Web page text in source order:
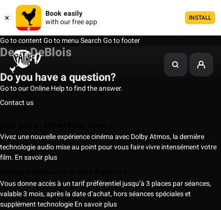
Book easily
with our free app
INSTALL
Go to contentGo to menuSearchGo to footer
Dean DeBlois
Do you have a question?
Go to our Online Help to find the answer.
Contact us
Vivez une nouvelle expérience cinéma avec Dolby Atmos, la dernière
technologie audio mise au point pour vous faire vivre intensément votre
film. En savoir plus
Vous donne accès à un tarif préférentiel jusqu’à 3 places par séances,
valable 3 mois, après la date d’achat, hors séances spéciales et
supplément technologieEn savoir plus